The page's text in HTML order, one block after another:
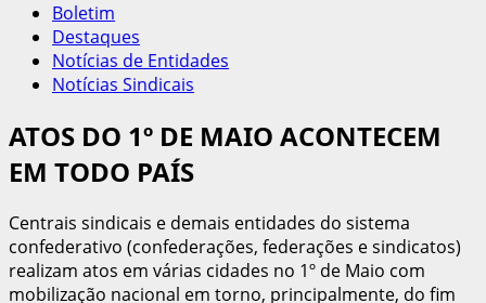
Boletim
Destaques
Notícias de Entidades
Notícias Sindicais
ATOS DO 1º DE MAIO ACONTECEM
EM TODO PAÍS
Centrais sindicais e demais entidades do sistema
confederativo (confederações, federações e sindicatos)
realizam atos em várias cidades no 1º de Maio com
mobilização nacional em torno, principalmente, do fim